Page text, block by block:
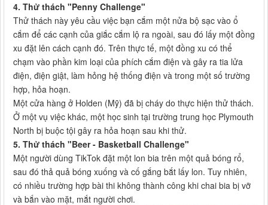
4. Thử thách "Penny Challenge"
Thử thách này yêu cầu việc bạn cắm một nửa bộ sạc vào ổ
cắm để các cạnh của giắc cắm lộ ra ngoài, sau đó lấy một đồng
xu đặt lên cách cạnh đó. Trên thực tế, một đồng xu có thể
chạm vào phần kim loại của phích cắm điện và gây ra tia lửa
điện, điện giật, làm hỏng hệ thống điện và trong một số trường
hợp, hỏa hoạn.
Một cửa hàng ở Holden (Mỹ) đã bị cháy do thực hiện thử thách.
Ở một vụ việc khác, một học sinh tại trường trung học Plymouth
North bị buộc tội gây ra hỏa hoạn sau khi thử.
5. Thử thách "Beer - Basketball Challenge"
Một người dùng TikTok đặt một lon bia trên một quả bóng rổ,
sau đó thả quả bóng xuống và cố gắng bắt lấy lon. Tuy nhiên,
có nhiều trường hợp bài thi không thành công khi chai bia bị vỡ
và bắn vào mặt, mắt người chơi.